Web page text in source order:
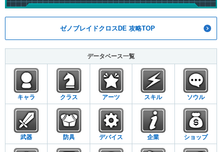
ゼノブレイドクロスDE 攻略TOP
データベース一覧
キャラ クラス アーツ スキル ソウル
武器 防具 デバイス 企業 ショップ